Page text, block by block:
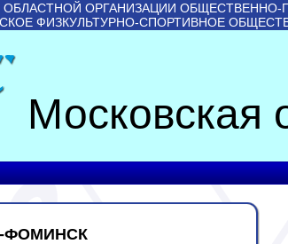
ОРГАНИЗАЦИИ ОБЩЕСТВЕННО-
ФИЗКУЛЬТУРНО-СПОРТИВНОЕ
Московская
ФОМИНСК